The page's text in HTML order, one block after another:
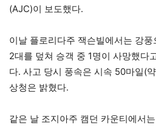
(AJC)이 보도했다.
이날 플로리다주 잭슨빌에서는 강
2대를 덮쳐 승객 중 1명이 사망했다
다. 사고 당시 풍속은 시속 50마일(
상청은 밝혔다.
같은 날 조지아주 캠던 카운티에서